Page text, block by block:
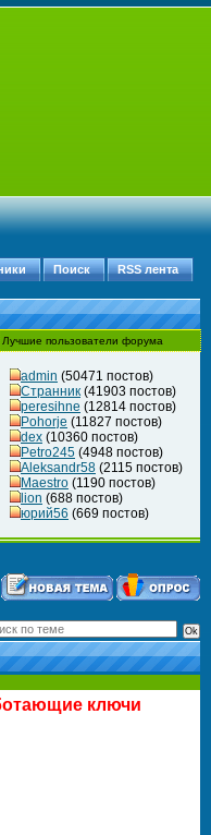
RSS лента
Поиск
Лучшие пользователи форума
admin (50471 постов)
Странник (41903 постов)
peresihne (12814 постов)
Pohorje (11827 постов)
dex (10360 постов)
Petro245 (4948 постов)
Aleksandr58 (2115 постов)
Maestro (1190 постов)
lion (688 постов)
юрий56 (669 постов)
ключи